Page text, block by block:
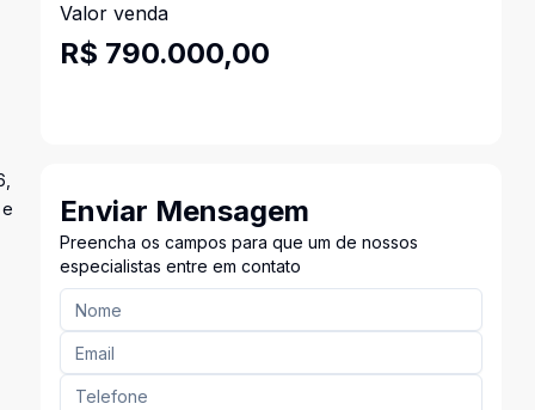
Valor venda
R$ 790.000,00
Enviar Mensagem
Preencha os campos para que um de nossos
especialistas entre em contato